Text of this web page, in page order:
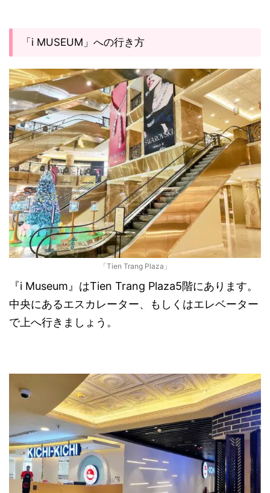
「i MUSEUM」への行き方
「Tien Trang Plaza」
『i Museum』はTien Trang Plaza5階にあります。
中央にあるエスカレーター、もしくはエレベーター
で上へ行きましょう。